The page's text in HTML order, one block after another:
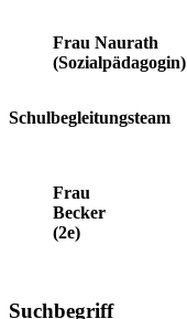
Frau Naurath
(Sozialpädagogin)
Schulbegleitungsteam
Frau
Becker
(2e)
Suchbegriff